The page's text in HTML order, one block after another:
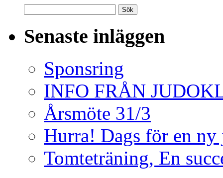
Senaste inläggen
Sponsring
INFO FRÅN
Årsmöte 31/3
Hurra! Dags för en
Tomteträning, En